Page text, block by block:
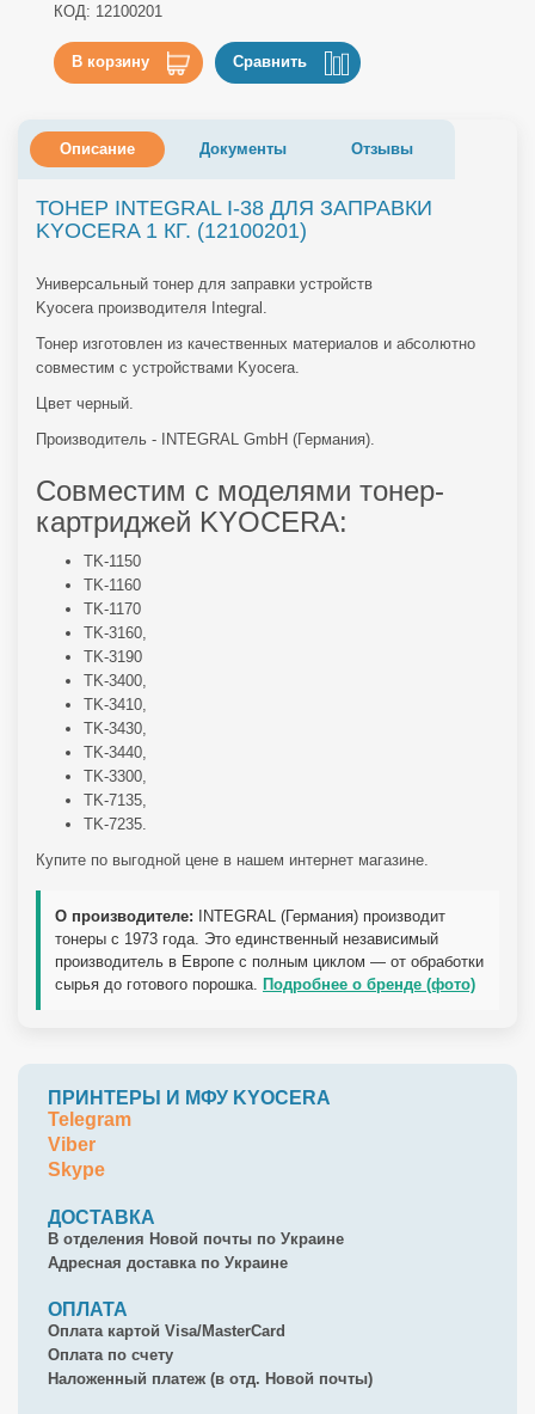
КОД: 12100201
В корзину Сравнить
Описание Документы Отзывы
ТОНЕР INTEGRAL I-38 ДЛЯ ЗАПРАВКИ
KYOCERA 1 КГ. (12100201)
Универсальный тонер для заправки устройств
Kyocera производителя Integral.
Тонер изготовлен из качественных материалов и абсолютно
совместим с устройствами Kyocera.
Цвет черный.
Производитель - INTEGRAL GmbH (Германия).
Совместим с моделями тонер-
картриджей KYOCERA:
TK-1150
TK-1160
TK-1170
TK-3160,
TK-3190
TK-3400,
TK-3410,
TK-3430,
TK-3440,
TK-3300,
TK-7135,
TK-7235.
Купите по выгодной цене в нашем интернет магазине.
О производителе: INTEGRAL (Германия) производит
тонеры с 1973 года. Это единственный независимый
производитель в Европе с полным циклом — от обработки
сырья до готового порошка. Подробнее о бренде (фото)
ПРИНТЕРЫ И МФУ KYOCERA
Telegram
Viber
Skype
ДОСТАВКА
В отделения Новой почты по Украине
Адресная доставка по Украине
ОПЛАТА
Оплата картой Visa/MasterCard
Оплата по счету
Наложенный платеж (в отд. Новой почты)